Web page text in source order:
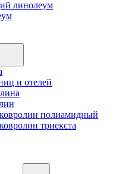
линолеум
и отелей
полиамидный
триекста